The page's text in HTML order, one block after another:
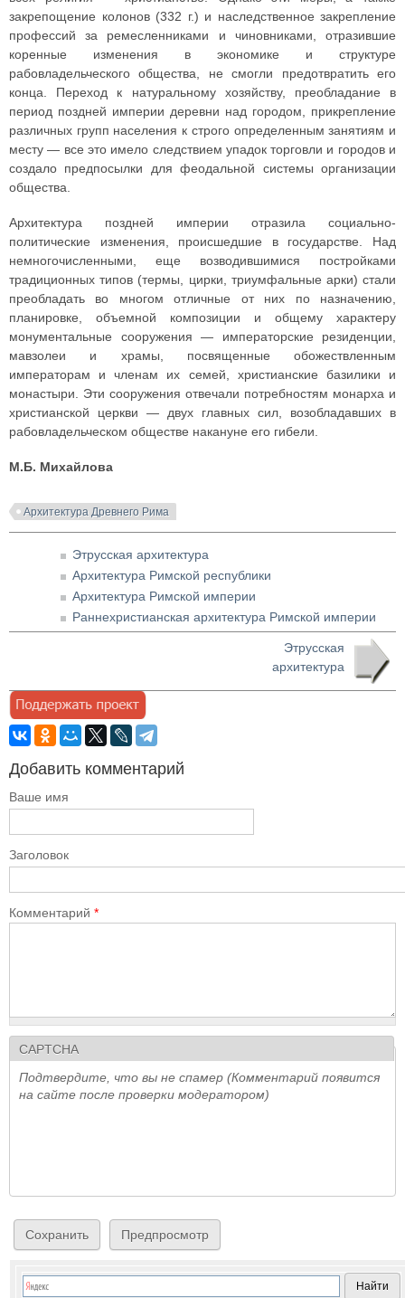
закрепощение колонов (332 г.) и наследственное закрепление
профессий за ремесленниками и чиновниками, отразившие
коренные изменения в экономике и структуре
рабовладельческого общества, не смогли предотвратить его
конца. Переход к натуральному хозяйству, преобладание в
период поздней империи деревни над городом, прикрепление
различных групп населения к строго определенным занятиям и
месту — все это имело следствием упадок торговли и городов и
создало предпосылки для феодальной системы организации
общества.
Архитектура поздней империи отразила социально-
политические изменения, происшедшие в государстве. Над
немногочисленными, еще возводившимися постройками
традиционных типов (термы, цирки, триумфальные арки) стали
преобладать во многом отличные от них по назначению,
планировке, объемной композиции и общему характеру
монументальные сооружения — императорские резиденции,
мавзолеи и храмы, посвященные обожествленным
императорам и членам их семей, христианские базилики и
монастыри. Эти сооружения отвечали потребностям монарха и
христианской церкви — двух главных сил, возобладавших в
рабовладельческом обществе накануне его гибели.
М.Б. Михайлова
Архитектура Древнего Рима
Этрусская архитектура
Архитектура Римской республики
Архитектура Римской империи
Раннехристианская архитектура Римской империи
Этрусская
архитектура
Добавить комментарий
Ваше имя
Заголовок
Комментарий *
CAPTCHA
Подтвердите, что вы не спамер (Комментарий появится
на сайте после проверки модератором)